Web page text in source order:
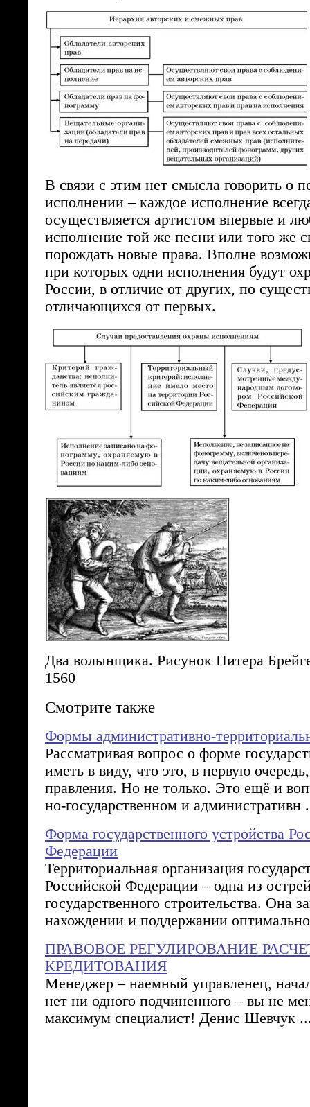
В связи с этим нет смысла говорить о
исполнении – каждое исполнение
осуществляется артистом впервые и
исполнение той же песни или того же
порождать новые права. Вполне
при которых одни исполнения будут
России, в отличие от других, по
отличающихся от первых.
Два волынщика. Рисунок Питера
1560
Смотрите также
Формы административно-
Рассматривая вопрос о форме
иметь в виду, что это, в первую
правления. Но не только. Это ещё и
но-государственном и административн
Форма государственного устройства
Федерации
Территориальная организация
Российской Федерации – одна из
государственного строительства. Она
нахождении и поддержании
ПРАВОВОЕ РЕГУЛИРОВАНИЕ
КРЕДИТОВАНИЯ
Менеджер – наемный управленец,
нет ни одного подчиненного – вы не
максимум специалист! Денис Шевчук